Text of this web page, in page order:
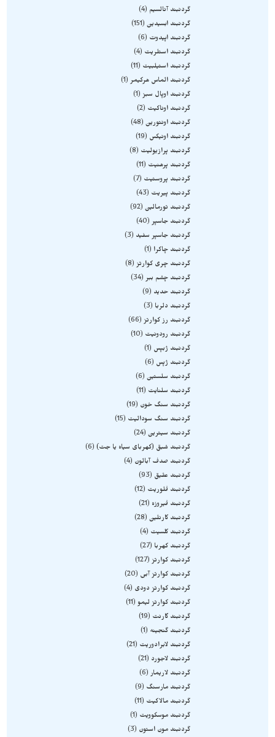
گردنبند آنالسیم
4
گردنبند ابسیدین 151
گردنبند اپیدوت
6
گردنبند استلریت
4
گردنبند استیلبیت
11
گردنبند الماس هرکیمر 1
گردنبند اوپال سبز 1
گردنبند اوناکیت
2
گردنبند اونتورین 48
گردنبند اونیکس
19
گردنبند پرازیولیت
8
گردنبند پرهنیت
11
گردنبند پروستیت
7
گردنبند پیریت
43
گردنبند تورمالین 92
گردنبند جاسپر 40
گردنبند جاسپر سفید
3
گردنبند چاکرا
1
گردنبند چری کوارتز 8
گردنبند چشم ببر 34
گردنبند حدید
9
گردنبند دلربا
3
گردنبند رز کوارتز 66
گردنبند رودونیت
10
گردنبند ژبپس
1
گردنبند ژپس
6
گردنبند سلستین 6
گردنبند سلنایت
11
گردنبند سنگ خون
19
گردنبند سنگ سودالیت
15
گردنبند سیترین 24
گردنبند شبق (کهربای سیاه یا جت) 6
گردنبند صدف آبالون
4
گردنبند عقیق
93
گردنبند فلوریت
12
گردنبند فیروزه
21
گردنبند کارنلین 28
گردنبند کلسیت
4
گردنبند کهربا
27
گردنبند کوارتز 127
گردنبند کوارتز آبی
20
گردنبند کوارتز دودی
4
گردنبند کوارتز لیمو 11
گردنبند گارنت
19
گردنبند گنجینه
1
گردنبند لابرادوریت
21
گردنبند لاجورد
21
گردنبند لاریمار 6
گردنبند مارسنگ
9
گردنبند مالاکیت
11
گردنبند موسکوویت
1
گردنبند مون استون
3